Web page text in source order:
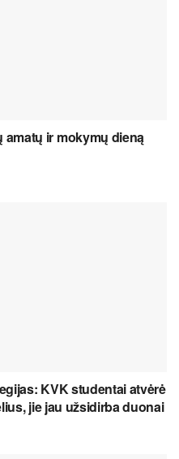
ir mokymų dieną
KVK studentai atvėrė
jie jau užsidirba duonai